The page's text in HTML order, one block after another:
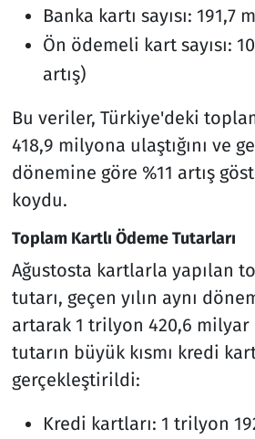
Banka kartı sayısı: 191,7
Ön ödemeli kart sayısı:
artış)
Bu veriler, Türkiye'deki
418,9 milyona ulaştığını ve
dönemine göre %11 artış
koydu.
Toplam Kartlı Ödeme Tutarları
Ağustosta kartlarla yapılan
tutarı, geçen yılın aynı
artarak 1 trilyon 420,6
tutarın büyük kısmı kredi
gerçekleştirildi:
Kredi kartları: 1 trilyon